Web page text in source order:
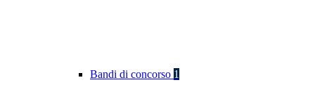
Bandi di concorso 1